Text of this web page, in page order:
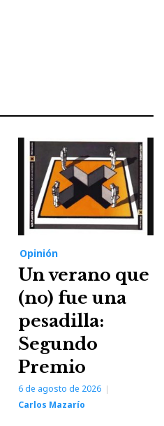
Opinión
Un verano que
(no) fue una
pesadilla:
Segundo
Premio
6 de agosto de 2026
Carlos Mazarío